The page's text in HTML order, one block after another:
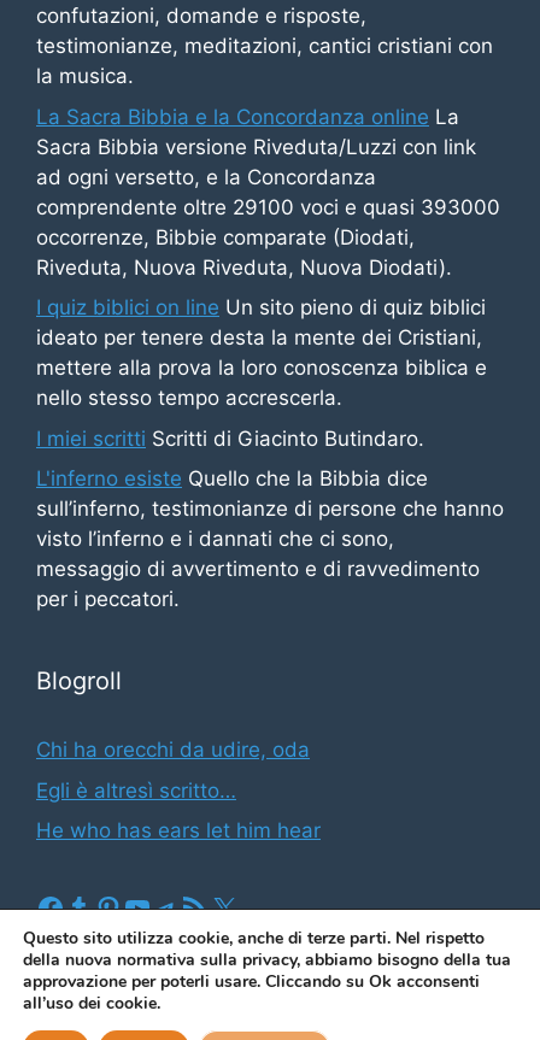
confutazioni, domande e risposte,
testimonianze, meditazioni, cantici cristiani con
la musica.
La Sacra Bibbia e la Concordanza online La
Sacra Bibbia versione Riveduta/Luzzi con link
ad ogni versetto, e la Concordanza
comprendente oltre 29100 voci e quasi 393000
occorrenze, Bibbie comparate (Diodati,
Riveduta, Nuova Riveduta, Nuova Diodati).
I quiz biblici on line Un sito pieno di quiz biblici
ideato per tenere desta la mente dei Cristiani,
mettere alla prova la loro conoscenza biblica e
nello stesso tempo accrescerla.
I miei scritti Scritti di Giacinto Butindaro.
L'inferno esiste Quello che la Bibbia dice
sull’inferno, testimonianze di persone che hanno
visto l’inferno e i dannati che ci sono,
messaggio di avvertimento e di ravvedimento
per i peccatori.
Blogroll
Chi ha orecchi da udire, oda
Egli è altresì scritto…
He who has ears let him hear
Facebook
Tumblr
Pinterest
YouTube
Telegram
Feed RSS
X
(2026) Il blog di Illuminato Butindaro
Questo sito utilizza cookie, anche di terze parti. Nel rispetto
della nuova normativa sulla privacy, abbiamo bisogno della tua
approvazione per poterli usare. Cliccando su Ok acconsenti
all’uso dei cookie.